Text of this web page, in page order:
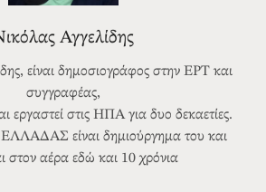
Αγγελίδης
είναι δημοσιογράφος στην ΕΡΤ και
συγγραφέας,
εργαστεί στις ΗΠΑ για δυο δεκαετίες.
είναι δημιούργημα του και
στον αέρα εδώ και 10 χρόνια